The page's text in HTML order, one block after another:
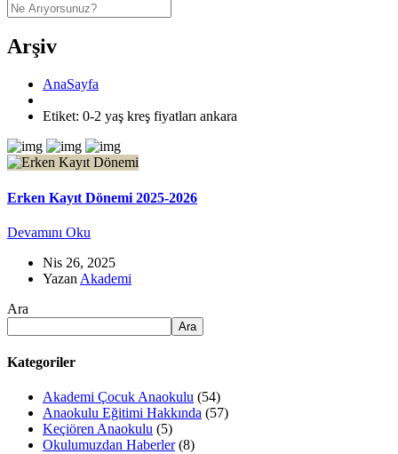
Arşiv
AnaSayfa
Etiket: 0-2 yaş kreş fiyatları ankara
Erken Kayıt Dönemi 2025-2026
Devamını Oku
Nis 26, 2025
Yazan Akademi
Ara
Ara
Kategoriler
Akademi Çocuk Anaokulu (54)
Anaokulu Eğitimi Hakkında (57)
Keçiören Anaokulu (5)
Okulumuzdan Haberler(8)